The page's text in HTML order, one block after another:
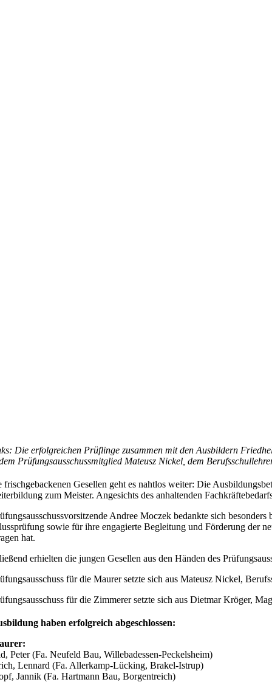
Die erfolgreichen Prüflinge zusammen mit den Ausbildern
Prüfungsausschussmitglied Mateusz Nickel, dem
frischgebackenen Gesellen geht es nahtlos weiter: Die
zum Meister. Angesichts des anhaltenden
Andree Moczek bedankte sich
sowie für ihre engagierte Begleitung und Förderung der
hat.
erhielten die jungen Gesellen aus den Händen des
für die Maurer setzte sich aus Mateusz Nickel,
für die Zimmerer setzte sich aus Dietmar Kröger,
haben erfolgreich abgeschlossen:
Peter (Fa. Neufeld Bau, Willebadessen-Peckelsheim)
Lennard (Fa. Allerkamp-Lücking, Brakel-Istrup)
Jannik (Fa. Hartmann Bau, Borgentreich)